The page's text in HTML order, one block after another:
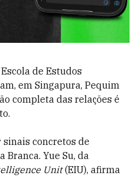
de Estudos
em Singapura, Pequim
completa das relações é
sinais concretos de
Branca. Yue Su, da
Unit(EIU), afirma